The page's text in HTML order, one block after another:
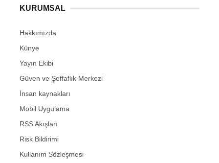
KURUMSAL
Hakkımızda
Künye
Yayın Ekibi
Güven ve Şeffaflık Merkezi
İnsan kaynakları
Mobil Uygulama
RSS Akışları
Risk Bildirimi
Kullanım Sözleşmesi